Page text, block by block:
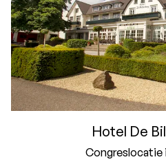
Hotel De
Congreslocatie